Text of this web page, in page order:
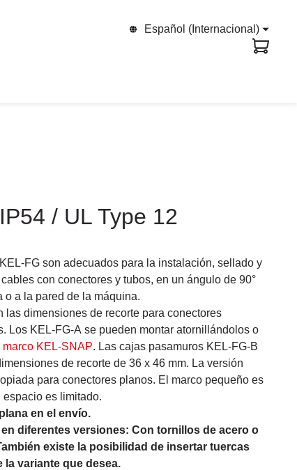
Español (Internacional)
/ UL Type 12
FG son adecuados para la instalación, sellado y
con conectores y tubos, en un ángulo de 90°
o a la pared de la máquina.
las dimensiones de recorte para conectores
Los KEL-FG-A se pueden montar atornillándolos o
marco KEL-SNAP. Las cajas pasamuros KEL-FG-B
de recorte de 36 x 46 mm. La versión
para conectores planos. El marco pequeño es
es limitado.
en el envío.
diferentes versiones: Con tornillos de acero o
existe la posibilidad de insertar tuercas
variante que desea.